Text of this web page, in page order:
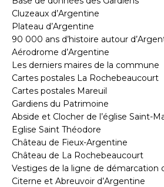
Cluzeaux d’Argentine
Plateau d’Argentine
90 000 ans d’histoire autour
Aérodrome d’Argentine
Les derniers maires de la commune
Cartes postales La Rochebeaucourt
Cartes postales Mareuil
Gardiens du Patrimoine
Abside et Clocher de l’église Saint-
Eglise Saint Théodore
Château de Fieux-Argentine
Château de La Rochebeaucourt
Vestiges de la ligne de démarcation
Citerne et Abreuvoir d’Argentine